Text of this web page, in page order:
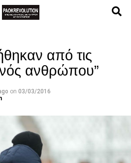
από τις
ανθρώπου”
on 03/03/2016